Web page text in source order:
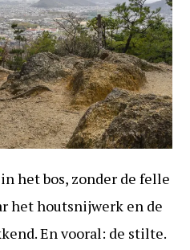
het bos, zonder de felle
het houtsnijwerk en de
En vooral: de stilte.